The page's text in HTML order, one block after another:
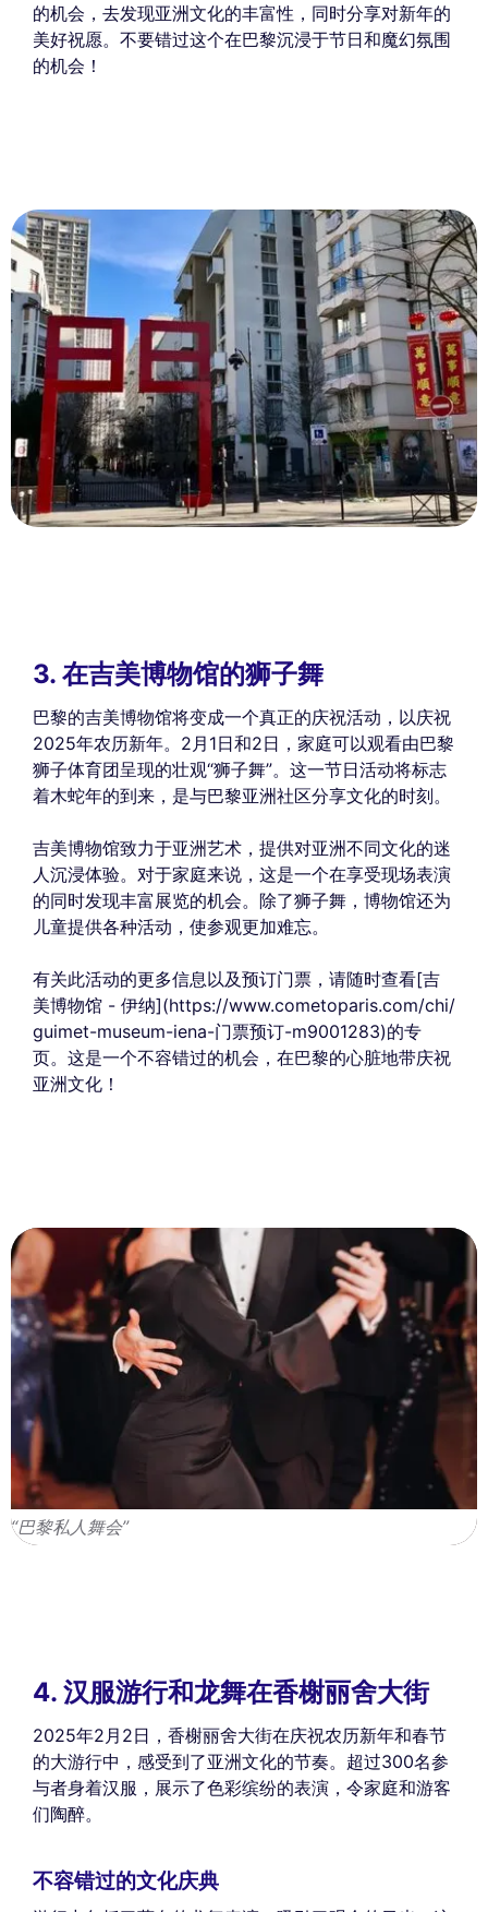
的机会，去发现亚洲文化的丰富性，同时分享对新年的
美好祝愿。不要错过这个在巴黎沉浸于节日和魔幻氛围
的机会！
3. 在吉美博物馆的狮子舞
巴黎的吉美博物馆将变成一个真正的庆祝活动，以庆祝
2025年农历新年。2月1日和2日，家庭可以观看由巴黎
狮子体育团呈现的壮观“狮子舞”。这一节日活动将标志
着木蛇年的到来，是与巴黎亚洲社区分享文化的时刻。
吉美博物馆致力于亚洲艺术，提供对亚洲不同文化的迷
人沉浸体验。对于家庭来说，这是一个在享受现场表演
的同时发现丰富展览的机会。除了狮子舞，博物馆还为
儿童提供各种活动，使参观更加难忘。
有关此活动的更多信息以及预订门票，请随时查看[吉
美博物馆 - 伊纳](https://www.cometoparis.com/chi/
guimet-museum-iena-门票预订-m9001283)的专
页。这是一个不容错过的机会，在巴黎的心脏地带庆祝
亚洲文化！
“巴黎私人舞会”
4. 汉服游行和龙舞在香榭丽舍大街
2025年2月2日，香榭丽舍大街在庆祝农历新年和春节
的大游行中，感受到了亚洲文化的节奏。超过300名参
与者身着汉服，展示了色彩缤纷的表演，令家庭和游客
们陶醉。
不容错过的文化庆典